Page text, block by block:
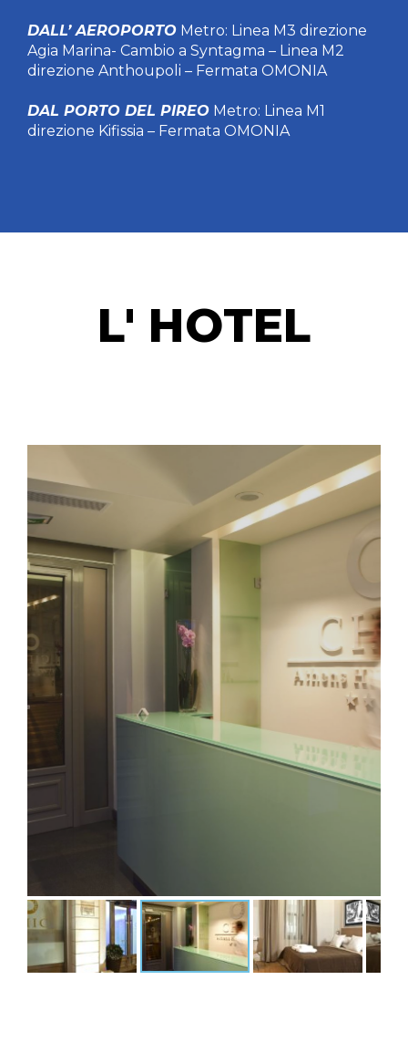
DALL’ AEROPORTO Metro: Linea M3 direzione
Agia Marina- Cambio a Syntagma – Linea M2
direzione Anthoupoli – Fermata OMONIA
DAL PORTO DEL PIREO Metro: Linea M1
direzione Kifissia – Fermata OMONIA
L' HOTEL